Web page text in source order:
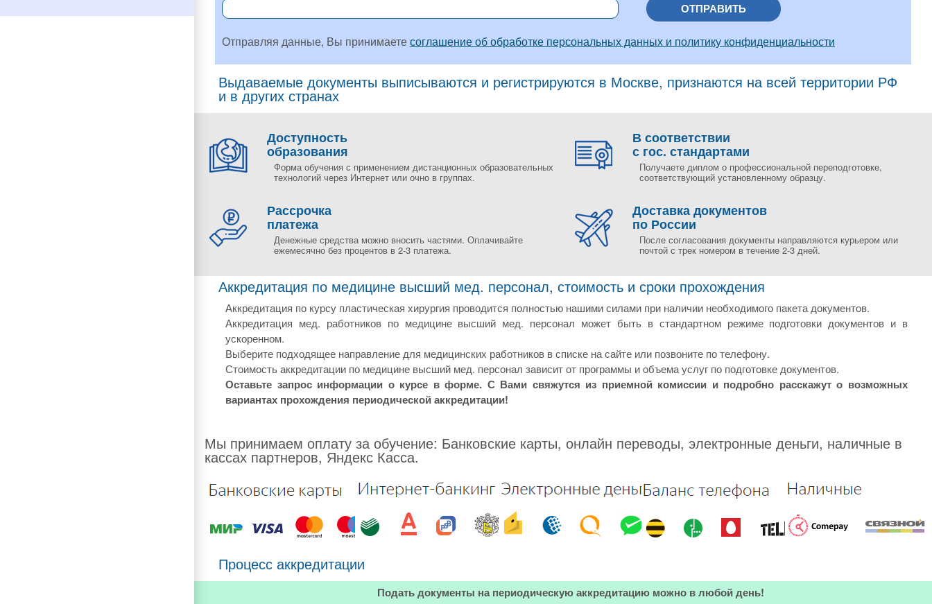
ОТПРАВИТЬ
Отправляя данные, Вы принимаетесоглашение об обработке персональных данных и политику конфиденциальности
Выдаваемые документы выписываются и регистрируются в Москве, признаются на всей территории РФ
и в других странах
Доступность
образования
Форма обучения с применением дистанционных образовательных
технологий через Интернет или очно в группах.
В соответствии
с гос. стандартами
Получаете диплом о профессиональной переподготовке,
соответствующий установленному образцу.
Рассрочка
платежа
Денежные средства можно вносить частями. Оплачивайте
ежемесячно без процентов в 2-3 платежа.
Доставка документов
по России
После согласования документы направляются курьером или
почтой с трек номером в течение 2-3 дней.
Аккредитация по медицине высший мед. персонал, стоимость и сроки прохождения
Аккредитация по курсу пластическая хирургия проводится полностью нашими силами при наличии необходимого пакета документов.
Аккредитация мед. работников по медицине высший мед. персонал может быть в стандартном режиме подготовки документов и в
ускоренном.
Выберите подходящее направление для медицинских работников в списке на сайте или позвоните по телефону.
Стоимость аккредитации по медицине высший мед. персонал зависит от программы и объема услуг по подготовке документов.
Оставьте запрос информации о курсе в форме. С Вами свяжутся из приемной комиссии и подробно расскажут о возможных
вариантах прохождения периодической аккредитации!
Мы принимаем оплату за обучение: Банковские карты, онлайн переводы, электронные деньги, наличные в
кассах партнеров, Яндекс Касса.
Процесс аккредитации
Подать документы на периодическую аккредитацию можно в любой день!